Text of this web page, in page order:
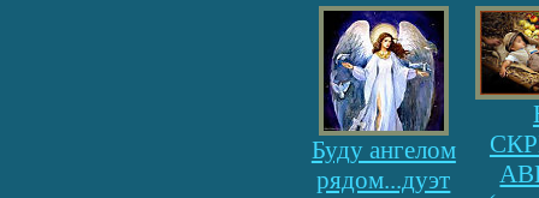
Буду ангелом
рядом...дуэт